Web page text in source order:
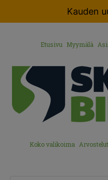
Kauden
Etusivu Myymälä
Koko valikoima Arvostelut